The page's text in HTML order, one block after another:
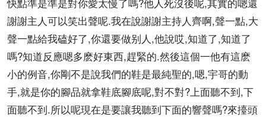
謝謝主人可以笑出聲呢.我在說謝謝主持人齊啊,聲一點,大
聲一點給我磕好了,你還要做别人,他說哎,知道了,知道了
嗎?知道反應嗯多麽好東西,趕緊的.然後這個一他有這麽
小的例音,你剛不是說我們的鞋是最純聖的,嗯,宇哥的動
手,就是你的腳品就拿鞋底腳底呢,對不對?上面聽不到,下
面聽不到.所以呢現在是要讓我聽到下面的響聲嗎?來擡頭